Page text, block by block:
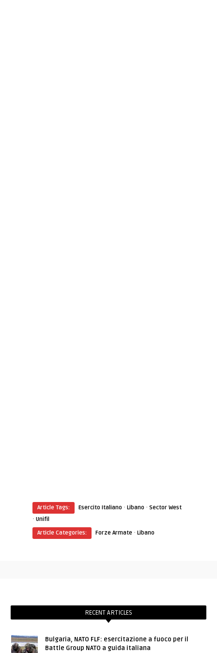
Article Tags: Esercito Italiano ·Libano ·Sector West
·Unifil
Article Categories:
Forze Armate ·Libano
RECENT ARTICLES
Bulgaria, NATO FLF: esercitazione a fuoco per il
Battle Group NATO a guida italiana